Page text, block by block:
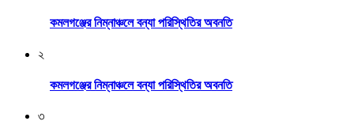
কমলগঞ্জের নিম্নাঞ্চলে বন্যা পরিস্থিতির অবনতি
২
কমলগঞ্জের নিম্নাঞ্চলে বন্যা পরিস্থিতির অবনতি
৩